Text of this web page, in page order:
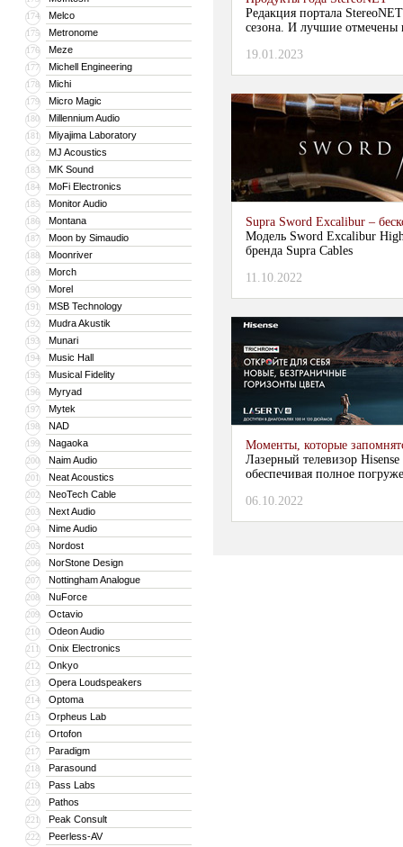
174 Melco
175 Metronome
176 Meze
177 Michell Engineering
178 Michi
179 Micro Magic
180 Millennium Audio
181 Miyajima Laboratory
182 MJ Acoustics
183 MK Sound
184 MoFi Electronics
185 Monitor Audio
186 Montana
187 Moon by Simaudio
188 Moonriver
189 Morch
190 Morel
191 MSB Technology
192 Mudra Akustik
193 Munari
194 Music Hall
195 Musical Fidelity
196 Myryad
197 Mytek
198 NAD
199 Nagaoka
200 Naim Audio
201 Neat Acoustics
202 NeoTech Cable
203 Next Audio
204 Nime Audio
205 Nordost
206 NorStone Design
207 Nottingham Analogue
208 NuForce
209 Octavio
210 Odeon Audio
211 Onix Electronics
212 Onkyo
213 Opera Loudspeakers
214 Optoma
215 Orpheus Lab
216 Ortofon
217 Paradigm
218 Parasound
219 Pass Labs
220 Pathos
221 Peak Consult
222 Peerless-AV
Редакция портала
сезона. И лучшие отмечены
19.01.2023
Supra Sword Excalibur –
Модель Sword Excalibur High
бренда Supra Cables
11.10.2022
Моменты, которые
Лазерный телевизор
обеспечивая полное
06.10.2022